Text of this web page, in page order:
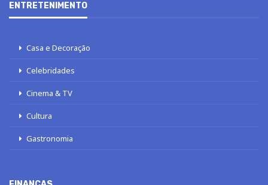
ENTRETENIMENTO
Casa e Decoração
Celebridades
Cinema & TV
Cultura
Gastronomia